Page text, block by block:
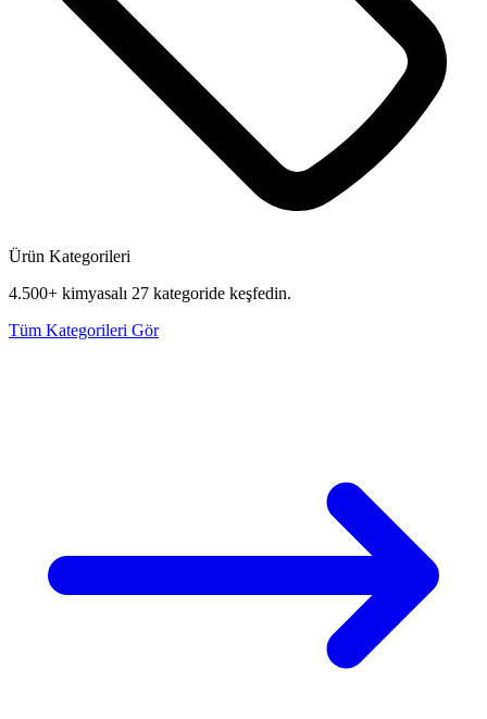
Ürün Kategorileri
4.500+ kimyasalı 27 kategoride keşfedin.
Tüm Kategorileri Gör